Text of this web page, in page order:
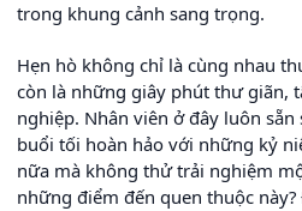
trong khung cảnh sang trọng.
Hẹn hò không chỉ là cùng nhau
còn là những giây phút thư giãn,
nghiệp. Nhân viên ở đây luôn
buổi tối hoàn hảo với những kỷ
nữa mà không thử trải nghiệm
những điểm đến quen thuộc